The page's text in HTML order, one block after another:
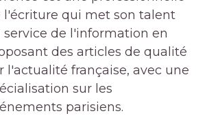
l'écriture qui met son talent
service de l'information en
des articles de qualité
l'actualité française, avec une
sur les
parisiens.